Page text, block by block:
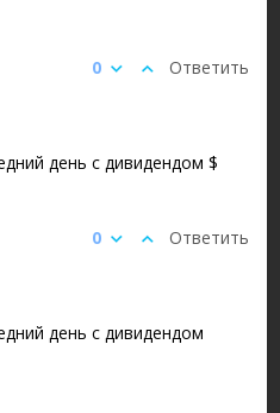
Ответить
0
день с дивидендом $
Ответить
0
день с дивидендом